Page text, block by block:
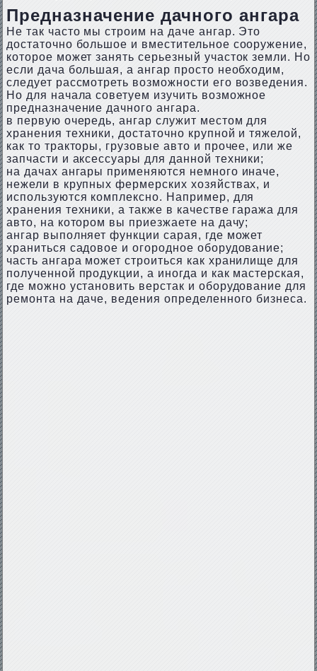
Предназначение дачного ангара
Не так часто мы строим на даче ангар. Это
достаточно большое и вместительное сооружение,
которое может занять серьезный участок земли. Но
если дача большая, а ангар просто необходим,
следует рассмотреть возможности его возведения.
Но для начала советуем изучить возможное
предназначение дачного ангара.
в первую очередь, ангар служит местом для
хранения техники, достаточно крупной и тяжелой,
как то тракторы, грузовые авто и прочее, или же
запчасти и аксессуары для данной техники;
на дачах ангары применяются немного иначе,
нежели в крупных фермерских хозяйствах, и
используются комплексно. Например, для
хранения техники, а также в качестве гаража для
авто, на котором вы приезжаете на дачу;
ангар выполняет функции сарая, где может
храниться садовое и огородное оборудование;
часть ангара может строиться как хранилище для
полученной продукции, а иногда и как мастерская,
где можно установить верстак и оборудование для
ремонта на даче, ведения определенного бизнеса.